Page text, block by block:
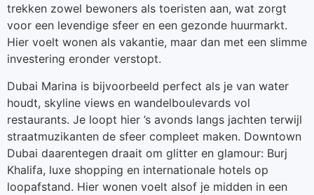
trekken zowel bewoners als toeristen aan, wat zorgt
voor een levendige sfeer en een gezonde huurmarkt.
Hier voelt wonen als vakantie, maar dan met een slimme
investering eronder verstopt.
Dubai Marina is bijvoorbeeld perfect als je van water
houdt, skyline views en wandelboulevards vol
restaurants. Je loopt hier ’s avonds langs jachten terwijl
straatmuzikanten de sfeer compleet maken. Downtown
Dubai daarentegen draait om glitter en glamour: Burj
Khalifa, luxe shopping en internationale hotels op
loopafstand. Hier wonen voelt alsof je midden in een